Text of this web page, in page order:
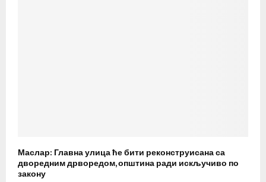
Маслар: Главна улица ће бити реконструисана са
дворедним дрворедом, општина ради искључиво по
закону